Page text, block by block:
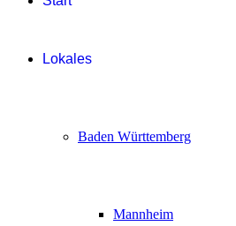
Lokales
Baden Württemberg
Mannheim